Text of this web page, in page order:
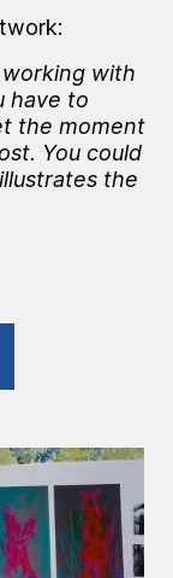
with
have to
the moment
You could
the